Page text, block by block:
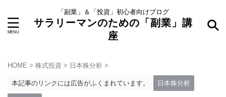
「副業」＆「投資」初心者向けブログ
サラリーマンのための「副業」講
座
HOME > 株式投資 > 日本株分析 >
本記事のリンクには広告がふくまれています。 日本株分析